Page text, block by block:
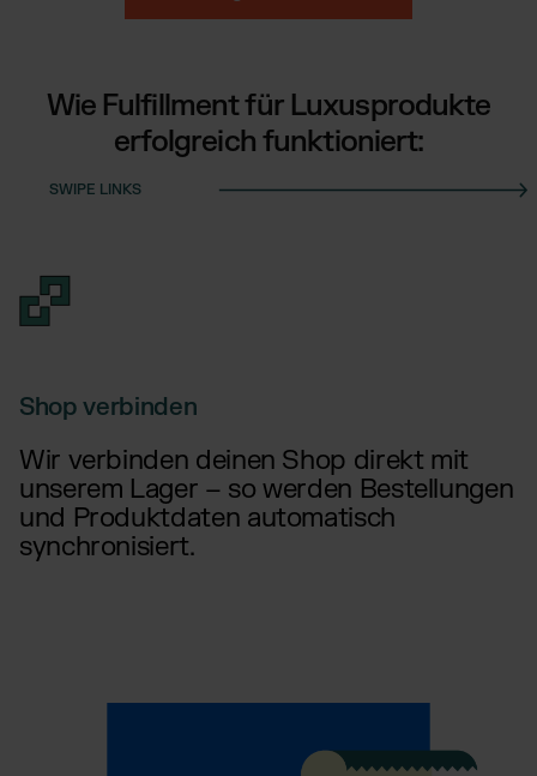
Wie Fulfillment für Luxusprodukte
erfolgreich funktioniert:
Shop verbinden
Wir verbinden deinen Shop direkt mit
unserem Lager – so werden Bestellungen
und Produktdaten automatisch
synchronisiert.